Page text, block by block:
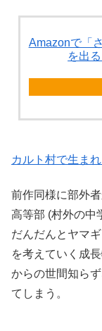
Amazonで「
を出
カルト村で生まれ
前作同様に部外
高等部 (村外の中
だんだんとヤマ
を考えていく成
からの世間知ら
てしまう。